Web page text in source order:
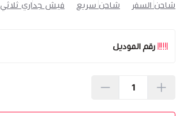
شاحن السفر شاحن سريع فيش جداري ثلاثي
رقم الموديل